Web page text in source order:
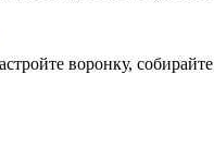
воронку,